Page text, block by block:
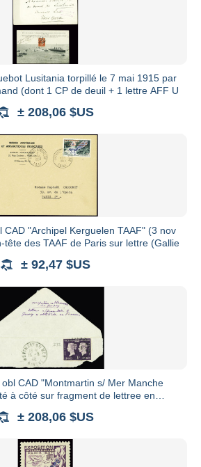
Lusitania torpillé le 7 mai 1915 par
(dont 1 CP de deuil + 1 lettre AFF U
± 208,06 $US
CAD "Archipel Kerguelen TAAF" (3 nov
tête des TAAF de Paris sur lettre (Gallie
± 92,47 $US
CAD "Montmartin s/ Mer Manche
à côté sur fragment de lettree en
± 208,06 $US